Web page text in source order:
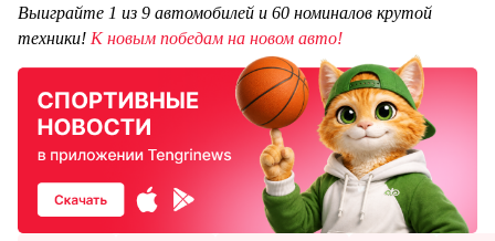
Выиграйте 1 из 9 автомобилей и 60 номиналов крутой
техники! К новым победам на новом авто!